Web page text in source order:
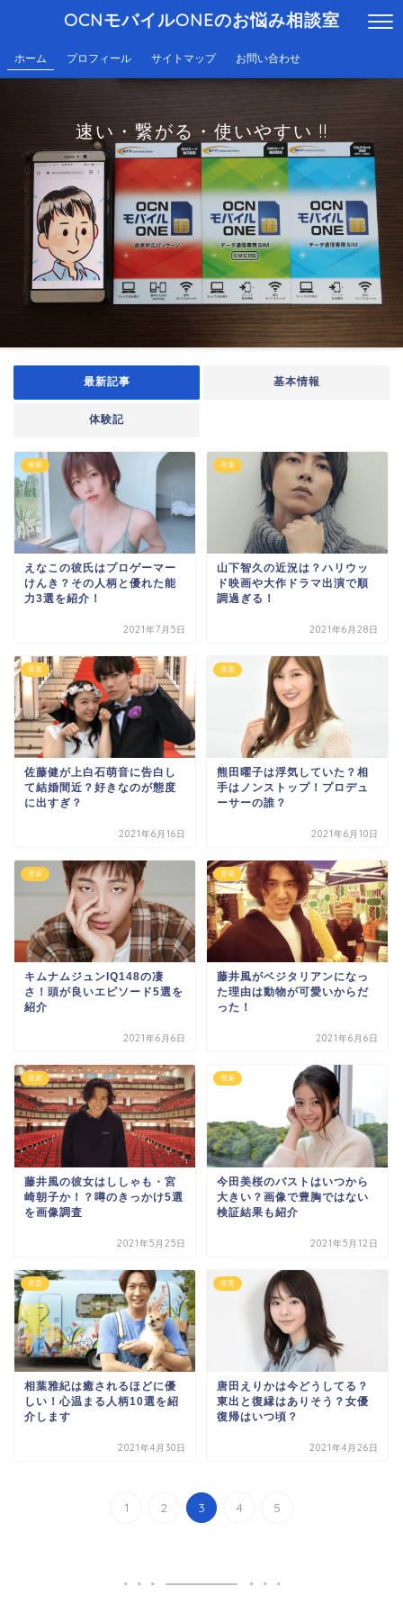
OCNモバイルONEのお悩み相談室
ホーム プロフィール サイトマップ お問い合わせ
速い・繋がる・使いやすい !!
最新記事 基本情報
体験記
音楽
えなこの彼氏はプロゲーマー
けんき？その人柄と優れた能
力3選を紹介！
2021年7月5日
音楽
山下智久の近況は？ハリウッ
ド映画や大作ドラマ出演で順
調過ぎる！
2021年6月28日
音楽
佐藤健が上白石萌音に告白し
て結婚間近？好きなのが態度
に出すぎ？
2021年6月16日
音楽
熊田曜子は浮気していた？相
手はノンストップ！プロデュ
ーサーの誰？
2021年6月10日
音楽
キムナムジュンIQ148の凄
さ！頭が良いエピソード5選を
紹介
2021年6月6日
音楽
藤井風がベジタリアンになっ
た理由は動物が可愛いからだ
った！
2021年6月6日
音楽
藤井風の彼女はししゃも・宮
崎朝子か！？噂のきっかけ5選
を画像調査
2021年5月25日
音楽
今田美桜のバストはいつから
大きい？画像で豊胸ではない
検証結果も紹介
2021年5月12日
音楽
相葉雅紀は癒されるほどに優
しい！心温まる人柄10選を紹
介します
2021年4月30日
音楽
唐田えりかは今どうしてる？
東出と復縁はありそう？女優
復帰はいつ頃？
2021年4月26日
1 2 3 4 5